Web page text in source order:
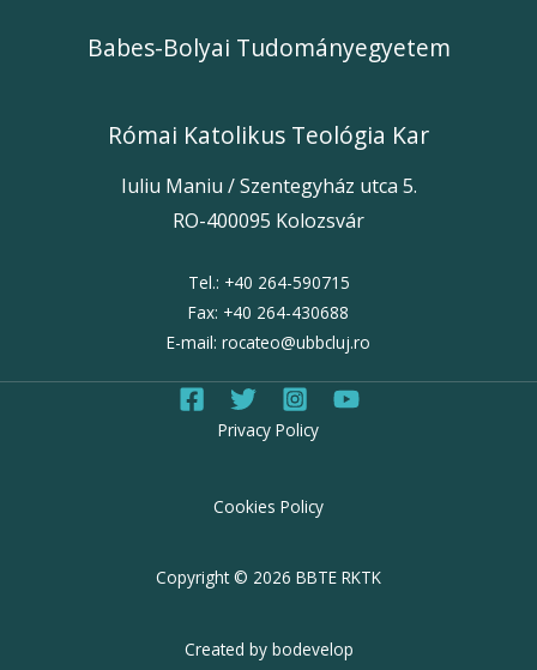
Babes-Bolyai Tudományegyetem
Római Katolikus Teológia Kar
Iuliu Maniu / Szentegyház utca 5.
RO-400095 Kolozsvár
Tel.: +40 264-590715
Fax: +40 264-430688
E-mail: rocateo@ubbcluj.ro
Privacy Policy
Cookies Policy
Copyright © 2026 BBTE RKTK
Created by bodevelop